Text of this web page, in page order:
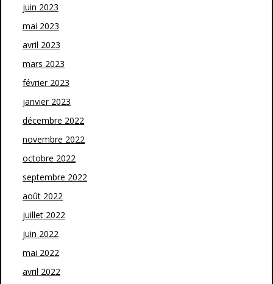
juin 2023
mai 2023
avril 2023
mars 2023
février 2023
janvier 2023
décembre 2022
novembre 2022
octobre 2022
septembre 2022
août 2022
juillet 2022
juin 2022
mai 2022
avril 2022